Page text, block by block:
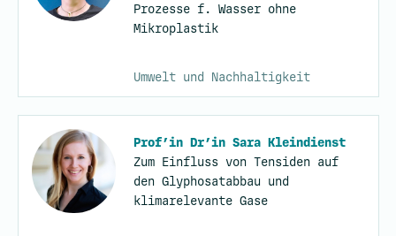
Prozesse f. Wasser ohne
Mikroplastik
Umwelt und Nachhaltigkeit
Prof’in Dr’in Sara Kleindienst
Zum Einfluss von Tensiden auf
den Glyphosatabbau und
klimarelevante Gase